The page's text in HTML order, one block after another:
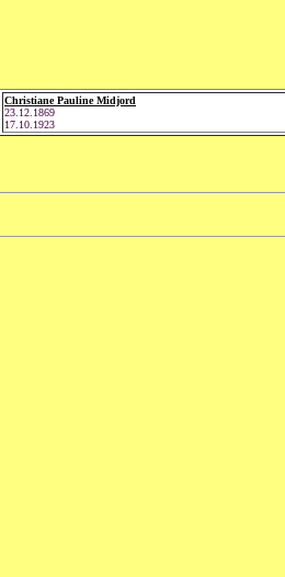
Christiane Pauline Midjord
23.12.1869
17.10.1923